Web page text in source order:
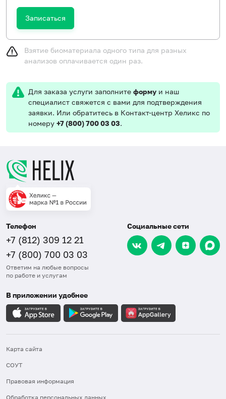
Записаться
Взятие биоматериала одного типа для разных
анализов оплачивается один раз.
Для заказа услуги заполните форму и наш
специалист свяжется с вами для подтверждения
заявки. Или обратитесь в Контакт-центр Хеликс по
номеру +7 (800) 700 03 03.
Телефон
+7 (812) 309 12 21
+7 (800) 700 03 03
Ответим на любые вопросы
по работе и услугам
Социальные сети
В приложении удобнее
Карта сайта
СОУТ
Правовая информация
Обработка персональных данных